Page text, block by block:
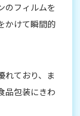
のフィルムを
かけて瞬間的
れており、ま
品包装にきわ